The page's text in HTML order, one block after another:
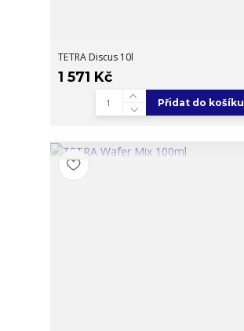
TETRA Discus 10l
1 571 Kč
Přidat do košíku